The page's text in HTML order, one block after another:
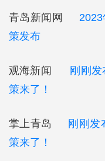
青岛新闻网
策发布
观海新闻 刚刚
策来了！
掌上青岛 刚刚发
策来了！